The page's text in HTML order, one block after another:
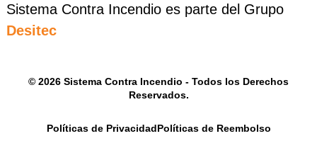
Sistema Contra Incendio es parte del Grupo
Desitec
© 2026 Sistema Contra Incendio - Todos los Derechos
Reservados.
Políticas de PrivacidadPolíticas de Reembolso